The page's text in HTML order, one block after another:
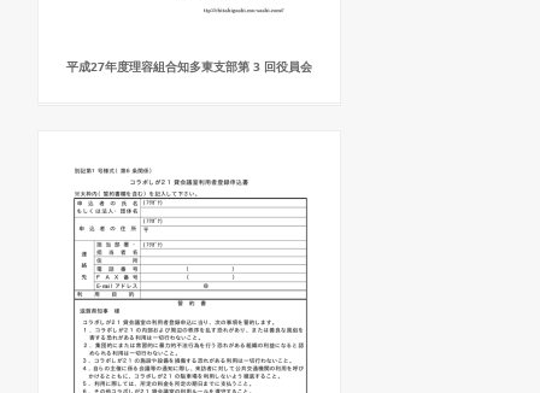
平成27年度理容組合知多東支部第 3 回役員会